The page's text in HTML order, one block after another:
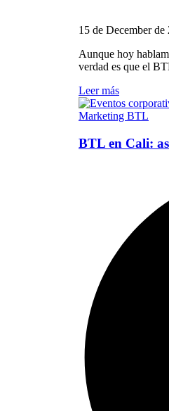
15 de December de
Aunque hoy
verdad es que el
Leer más
Marketing BTL
BTL en Cali: